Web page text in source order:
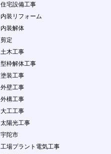
住宅設備工事
内装リフォーム
内装解体
剪定
土木工事
型枠解体工事
塗装工事
外壁工事
外構工事
大工工事
太陽光工事
宇陀市
工場プラント電気工事